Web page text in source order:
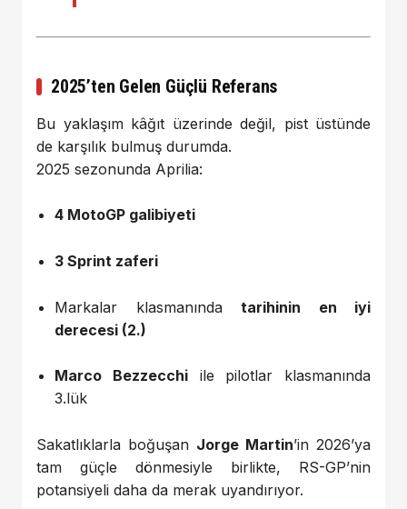
2025’ten Gelen Güçlü Referans
Bu yaklaşım kâğıt üzerinde değil, pist üstünde
de karşılık bulmuş durumda.
2025 sezonunda Aprilia:
4 MotoGP galibiyeti
3 Sprint zaferi
Markalar klasmanında tarihinin en iyi
derecesi (2.)
Marco Bezzecchiile pilotlar klasmanında
3.lük
Sakatlıklarla boğuşan Jorge Martin’in 2026’ya
tam güçle dönmesiyle birlikte, RS-GP’nin
potansiyeli daha da merak uyandırıyor.